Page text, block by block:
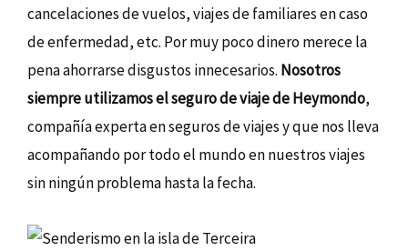
cancelaciones de vuelos, viajes de familiares en caso
de enfermedad, etc. Por muy poco dinero merece la
pena ahorrarse disgustos innecesarios. Nosotros
siempre utilizamos el seguro de viaje de Heymondo,
compañía experta en seguros de viajes y que nos lleva
acompañando por todo el mundo en nuestros viajes
sin ningún problema hasta la fecha.